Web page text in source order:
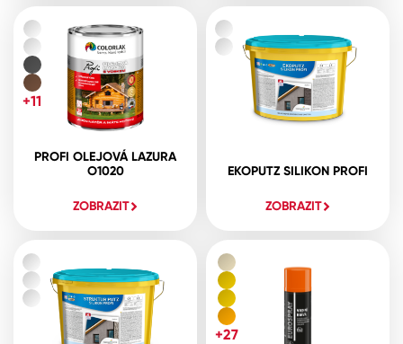
PROFI OLEJOVÁ LAZURA
O1020
ZOBRAZIT
+11
EKOPUTZ SILIKON PROFI
ZOBRAZIT
+27